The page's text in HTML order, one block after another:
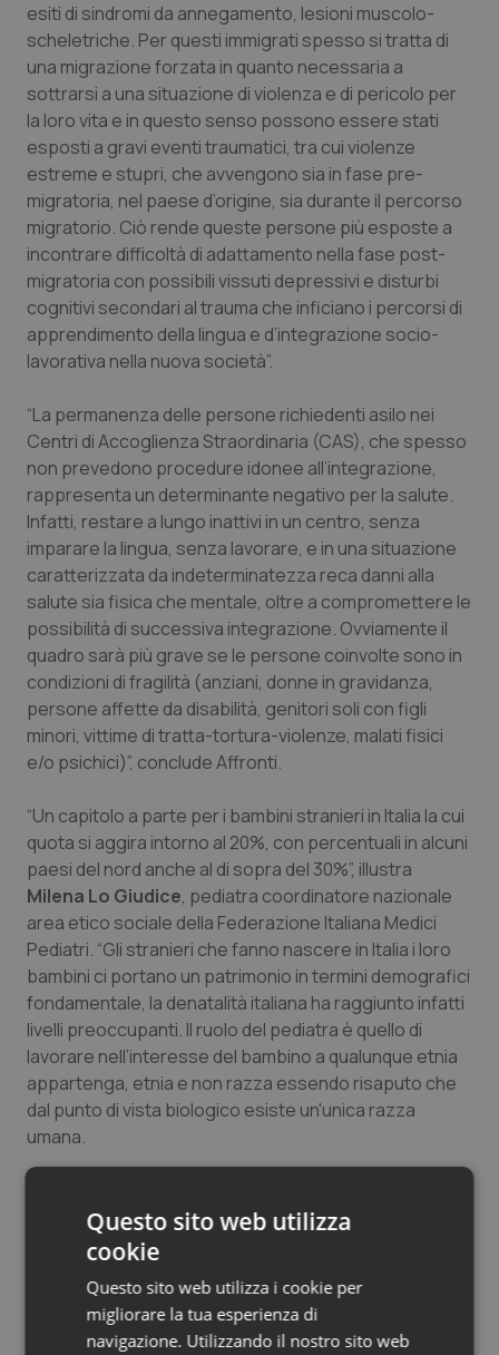
esiti di sindromi da annegamento, lesioni muscolo-
scheletriche. Per questi immigrati spesso si tratta di
una migrazione forzata in quanto necessaria a
sottrarsi a una situazione di violenza e di pericolo per
la loro vita e in questo senso possono essere stati
esposti a gravi eventi traumatici, tra cui violenze
estreme e stupri, che avvengono sia in fase pre-
migratoria, nel paese d’origine, sia durante il percorso
migratorio. Ciò rende queste persone più esposte a
incontrare difficoltà di adattamento nella fase post-
migratoria con possibili vissuti depressivi e disturbi
cognitivi secondari al trauma che inficiano i percorsi di
apprendimento della lingua e d’integrazione socio-
lavorativa nella nuova società”.
“La permanenza delle persone richiedenti asilo nei
Centri di Accoglienza Straordinaria (CAS), che spesso
non prevedono procedure idonee all’integrazione,
rappresenta un determinante negativo per la salute.
Infatti, restare a lungo inattivi in un centro, senza
imparare la lingua, senza lavorare, e in una situazione
caratterizzata da indeterminatezza reca danni alla
salute sia fisica che mentale, oltre a compromettere le
possibilità di successiva integrazione. Ovviamente il
quadro sarà più grave se le persone coinvolte sono in
condizioni di fragilità (anziani, donne in gravidanza,
persone affette da disabilità, genitori soli con figli
minori, vittime di tratta-tortura-violenze, malati fisici
e/o psichici)”, conclude Affronti.
“Un capitolo a parte per i bambini stranieri in Italia la cui
quota si aggira intorno al 20%, con percentuali in alcuni
paesi del nord anche al di sopra del 30%”, illustra
Milena Lo Giudice, pediatra coordinatore nazionale
area etico sociale della Federazione Italiana Medici
Pediatri. “Gli stranieri che fanno nascere in Italia i loro
bambini ci portano un patrimonio in termini demografici
fondamentale, la denatalità italiana ha raggiunto infatti
livelli preoccupanti. Il ruolo del pediatra è quello di
lavorare nell’interesse del bambino a qualunque etnia
appartenga, etnia e non razza essendo risaputo che
dal punto di vista biologico esiste un'unica razza
umana.
sicurezze per questo è essenziale sostenere e
supportare la madre: si tratta di mamme straniere
comporta, hanno grandi difficoltà, vivendo sentimenti
di inadeguatezza e di solitudine. Le mamme hanno
Questo sito web utilizza
cookie
Questo sito web utilizza i cookie per
migliorare la tua esperienza di
navigazione. Utilizzando il nostro sito web